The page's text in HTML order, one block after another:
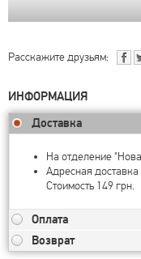
Расскажите друзьям:
ИНФОРМАЦИЯ
Доставка
На отделение
Адресная
Стоимость 149 грн.
Оплата
Возврат